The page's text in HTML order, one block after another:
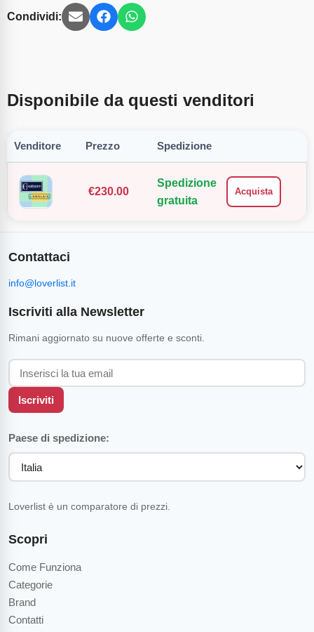
Condividi:
Disponibile da questi venditori
Venditore Prezzo Spedizione
€230.00
Spedizione
gratuita
Acquista
Scopri
Come Funziona
Categorie
Brand
Contatti
Contattaci
info@loverlist.it
Iscriviti alla Newsletter
Rimani aggiornato su nuove offerte e sconti.
Iscriviti
Paese di spedizione:
Loverlist è un comparatore di prezzi.